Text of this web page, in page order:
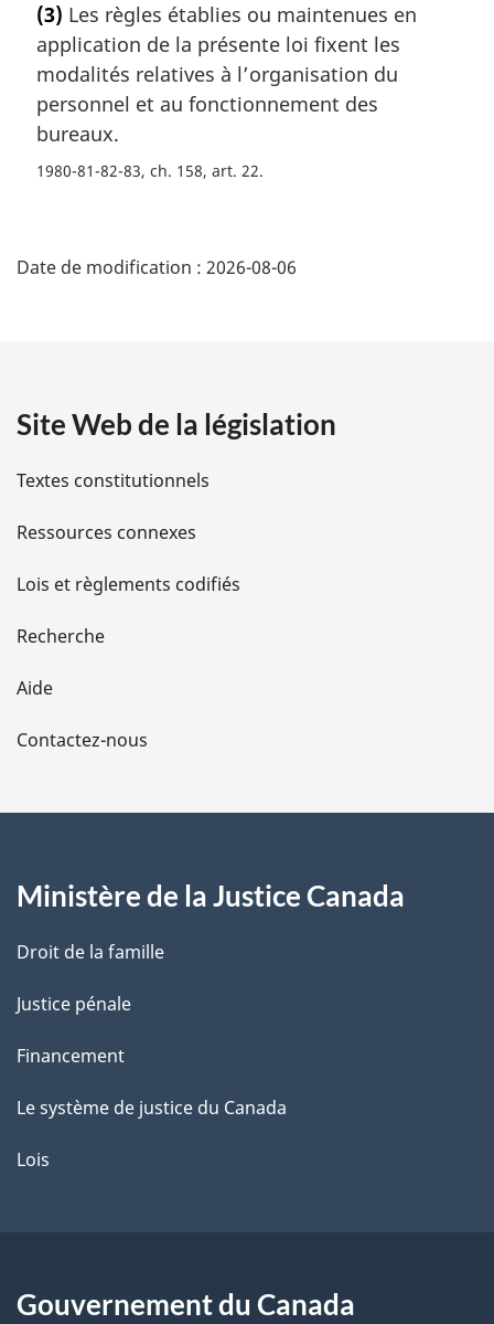
i
n
a
e
:
t
e
m
a
r
g
i
e
(3) Les règles établies ou maintenues en
application de la présente loi fixent les
modalités relatives à l’organisation du
personnel et au fonctionnement des
bureaux.
1980-81-82-83, ch. 158, art. 22
é
i
l
s
d
e
l
a
e
Date de modification : 2026-08-06
Site Web de la législation
Textes constitutionnels
Ressources connexes
Lois et règlements codifiés
Recherche
Aide
Contactez-nous
Ministère de la Justice Canada
Droit de la famille
Justice pénale
Financement
Le système de justice du Canada
Lois
Gouvernement du Canada